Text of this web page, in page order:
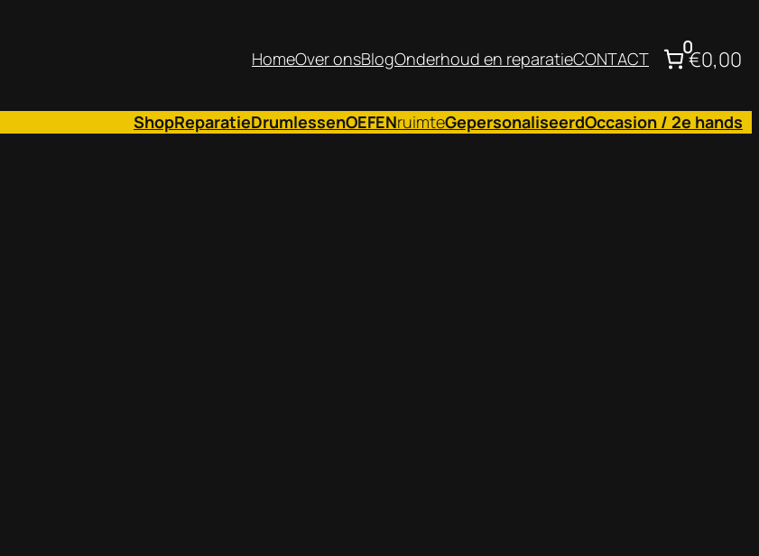
HomeOver onsBlogOnderhoud en reparatieCONTACT 0€0,00
ShopReparatieDrumlessenOEFENruimteGepersonaliseerdOccasion / 2e hands